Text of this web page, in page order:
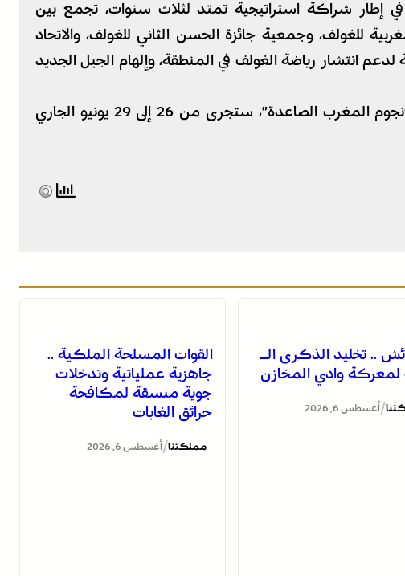
إطار شراكة استراتيجية تمتد لثلاث سنوات، تجمع بين
للغولف، وجمعية جائزة الحسن الثاني للغولف، والاتحاد
انتشار رياضة الغولف في المنطقة، وإلهام الجيل الجديد
يشار إلى أن المرحلة الثانية من بطولة “نجوم المغرب الصاعدة”، ستجرى من 26 إلى 29 يونيو الجاري
.. تخليد الذكرى الـ
/أغسطس 6, 2026
القوات المسلحة الملكية ..
جاهزية عملياتية وتدخلات
جوية منسقة لمكافحة
حرائق الغابات
مملكتنا/أغسطس 6, 2026